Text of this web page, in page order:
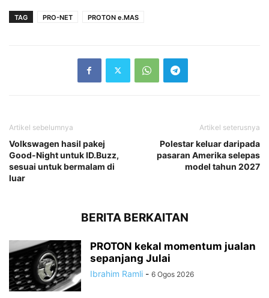
TAG PRO-NET PROTON e.MAS
Artikel sebelumnya
Volkswagen hasil pakej
Good-Night untuk ID.Buzz,
sesuai untuk bermalam di
luar
Artikel seterusnya
Polestar keluar daripada
pasaran Amerika selepas
model tahun 2027
BERITA BERKAITAN
PROTON kekal momentum jualan
sepanjang Julai
Ibrahim Ramli - 6 Ogos 2026